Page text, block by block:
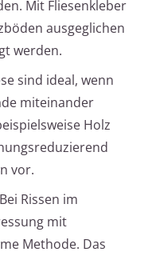
Mit Fliesenkleber
ausgeglichen
werden.
sind ideal, wenn
miteinander
Holz
vor.
Bei Rissen im
mit
Methode. Das